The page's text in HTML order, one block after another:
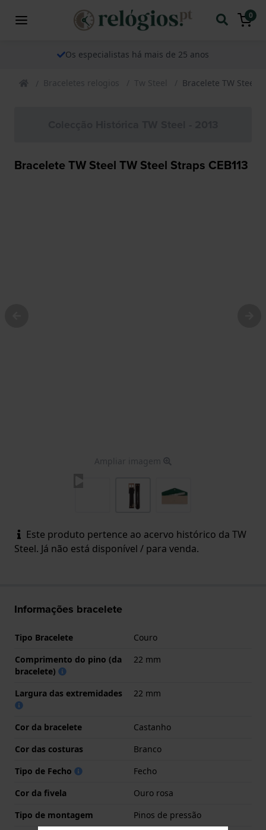
0
Os especialistas há mais de 25 anos
Braceletes relogios Tw Steel Bracelete TW Steel
Bracelete TW Steel TW Steel Straps CEB113
Ampliar imagem
Este produto pertence ao acervo histórico da TW
Steel. Já não está disponível / para venda.
Informações bracelete
Tipo Bracelete
Couro
Comprimento do pino (da
bracelete)
22 mm
Largura das extremidades 22 mm
Cor da bracelete
Castanho
Cor das costuras
Branco
Tipo de Fecho
Fecho
Cor da fivela
Ouro rosa
Tipo de montagem
Pinos de pressão